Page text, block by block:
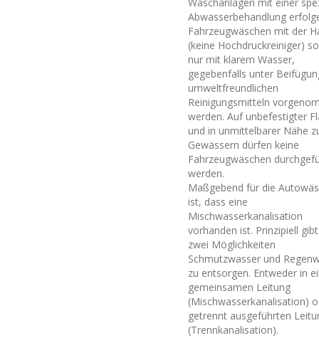
Abwasserbehandlung
Fahrzeugwäschen mit der
(keine Hochdruckreiniger)
nur mit klarem Wasser,
gegebenfalls unter
umweltfreundlichen
Reinigungsmitteln
werden. Auf unbefestigter
und in unmittelbarer Nähe
Gewässern dürfen keine
Fahrzeugwäschen
werden.
Maßgebend für die
ist, dass eine
Mischwasserkanalisation
vorhanden ist. Prinzipiell
zwei Möglichkeiten
Schmutzwasser und
zu entsorgen. Entweder in
gemeinsamen Leitung
(Mischwasserkanalisation)
getrennt ausgeführten
(Trennkanalisation).